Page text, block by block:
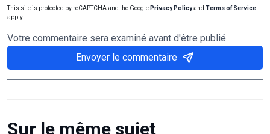
This site is protected by reCAPTCHA and the Google Privacy Policyand Terms of Service
apply.
Votre commentaire sera examiné avant d'être publié
Envoyer le commentaire
Sur le même sujet